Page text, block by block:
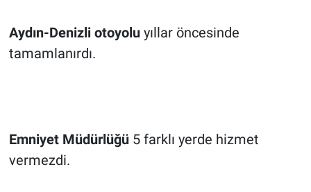
Aydın-Denizli otoyoluyıllar öncesinde
tamamlanırdı.
Emniyet Müdürlüğü5 farklı yerde hizmet
vermezdi.